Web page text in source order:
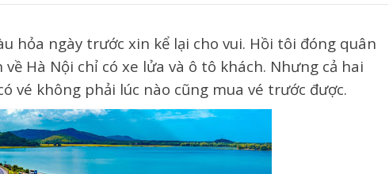
hỏa ngày trước xin kể lại cho vui. Hồi tôi đóng quân
Hà Nội chỉ có xe lửa và ô tô khách. Nhưng cả hai
vé không phải lúc nào cũng mua vé trước được.